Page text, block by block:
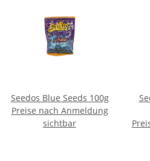
Seedos Blue Seeds 100g
Preise nach Anmeldung
sichtbar